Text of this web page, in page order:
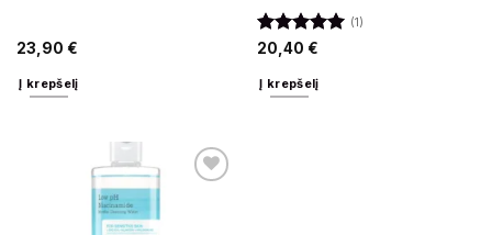
23,90 €
Į krepšelį
Įvertinimas:
(1)
20,40 €
Į krepšelį